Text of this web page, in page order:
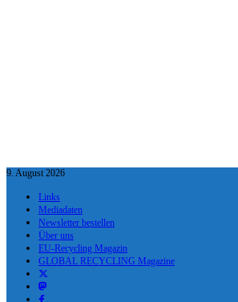
9. August 2026
Links
Mediadaten
Newsletter bestellen
Über uns
EU-Recycling Magazin
GLOBAL RECYCLING Magazine